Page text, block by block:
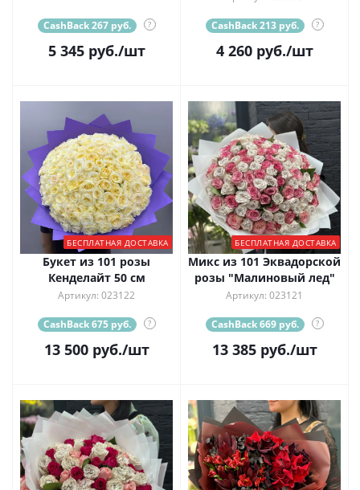
CashBack 267 руб. ?
5 345руб./шт
CashBack 213 руб. ?
4 260руб./шт
БЕСПЛАТНАЯ ДОСТАВКА
Букет из 101 розы
Кенделайт 50 см
Артикул: 023122
CashBack 675 руб. ?
13 500руб./шт
БЕСПЛАТНАЯ ДОСТАВКА
Микс из 101 Эквадорской
розы "Малиновый лед"
Артикул: 023121
CashBack 669 руб. ?
13 385руб./шт